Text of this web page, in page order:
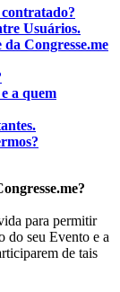
Usuários.
Congresse.me
a quem
para permitir
do seu Evento e a
de tais